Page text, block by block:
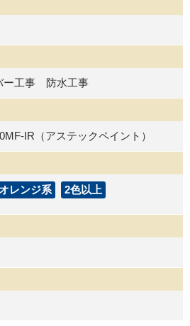
ー工事 防水工事
IR（アステックペイント）
レンジ系 2色以上